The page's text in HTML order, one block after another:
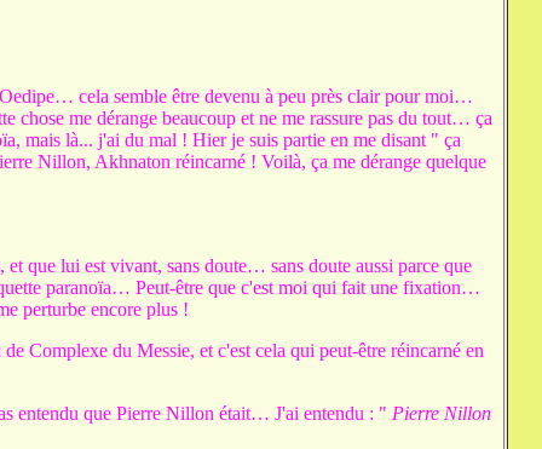
cela semble être devenu à peu près clair pour moi…
me dérange beaucoup et ne me rassure pas du tout… ça
mais là... j'ai du mal ! Hier je suis partie en me disant " ça
Nillon, Akhnaton réincarné ! Voilà, ça me dérange quelque
que lui est vivant, sans doute… sans doute aussi parce que
paranoïa… Peut-être que c'est moi qui fait une fixation…
perturbe encore plus !
Complexe du Messie, et c'est cela qui peut-être réincarné en
entendu que Pierre Nillon était… J'ai entendu : " Pierre Nillon